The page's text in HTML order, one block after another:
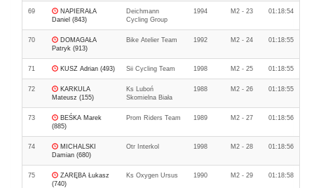
69
NAPIERAŁA
Daniel (843)
Deichmann
Cycling Group
1994 M2 - 23 01:18:54
70
DOMAGAŁA
Patryk (913)
Bike Atelier Team 1992 M2 - 24 01:18:55
71 KUSZ Adrian (493) Sii Cycling Team 1998 M2 - 25 01:18:55
72
KARKULA
Mateusz (155)
Ks Luboń
Skomielna Biała
1988 M2 - 26 01:18:55
73
BEŚKA Marek
(885)
Prom Riders Team 1989 M2 - 27 01:18:56
74
MICHALSKI
Damian (680)
Otr Interkol 1998 M2 - 28 01:18:56
75
ZARĘBA Łukasz
(740)
Ks Oxygen Ursus 1990 M2 - 29 01:18:58